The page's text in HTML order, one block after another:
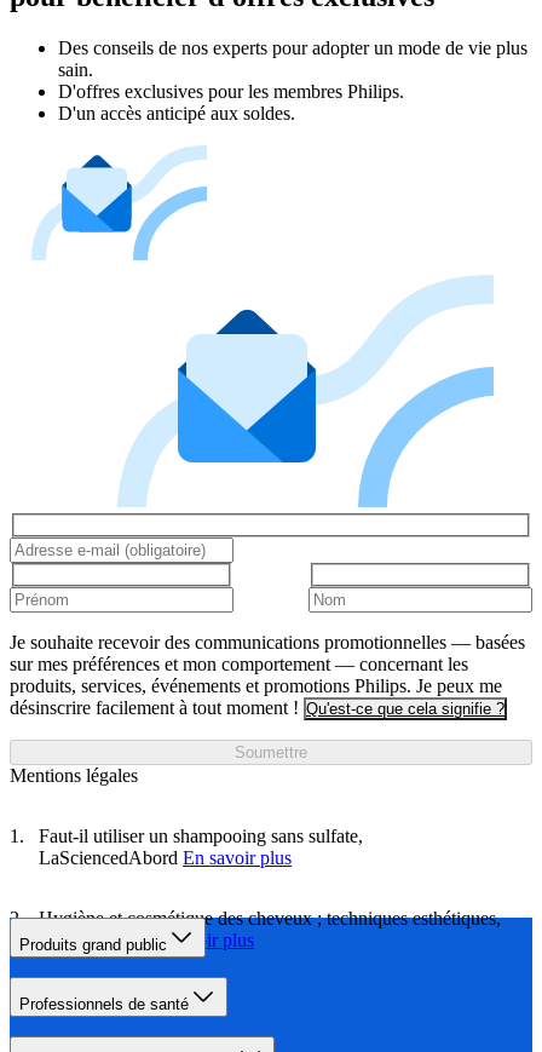
Des conseils de nos experts pour adopter un mode de vie plus
sain.
D'offres exclusives pour les membres Philips.
D'un accès anticipé aux soldes.
Je souhaite recevoir des communications promotionnelles — basées
sur mes préférences et mon comportement — concernant les
produits, services, événements et promotions Philips. Je peux me
désinscrire facilement à tout moment ! Qu'est-ce que cela signifie ?
Soumettre
Mentions légales
Faut-il utiliser un shampooing sans sulfate,
LaSciencedAbord En savoir plus
Hygiène et cosmétique des cheveux ; techniques esthétiques,
Sciencedirect En savoir plus
Produits grand public
Professionnels de santé